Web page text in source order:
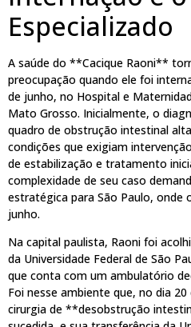
Especializado
A saúde do **Cacique Raoni**
preocupação quando ele foi
de junho, no Hospital e
Mato Grosso. Inicialmente, o
quadro de obstrução intestinal
condições que exigiam
de estabilização e tratamento
complexidade de seu caso
estratégica para São Paulo, onde
junho.
Na capital paulista, Raoni foi
da Universidade Federal de São
que conta com um ambulatório
Foi nesse ambiente que, no dia
cirurgia de **desobstrução